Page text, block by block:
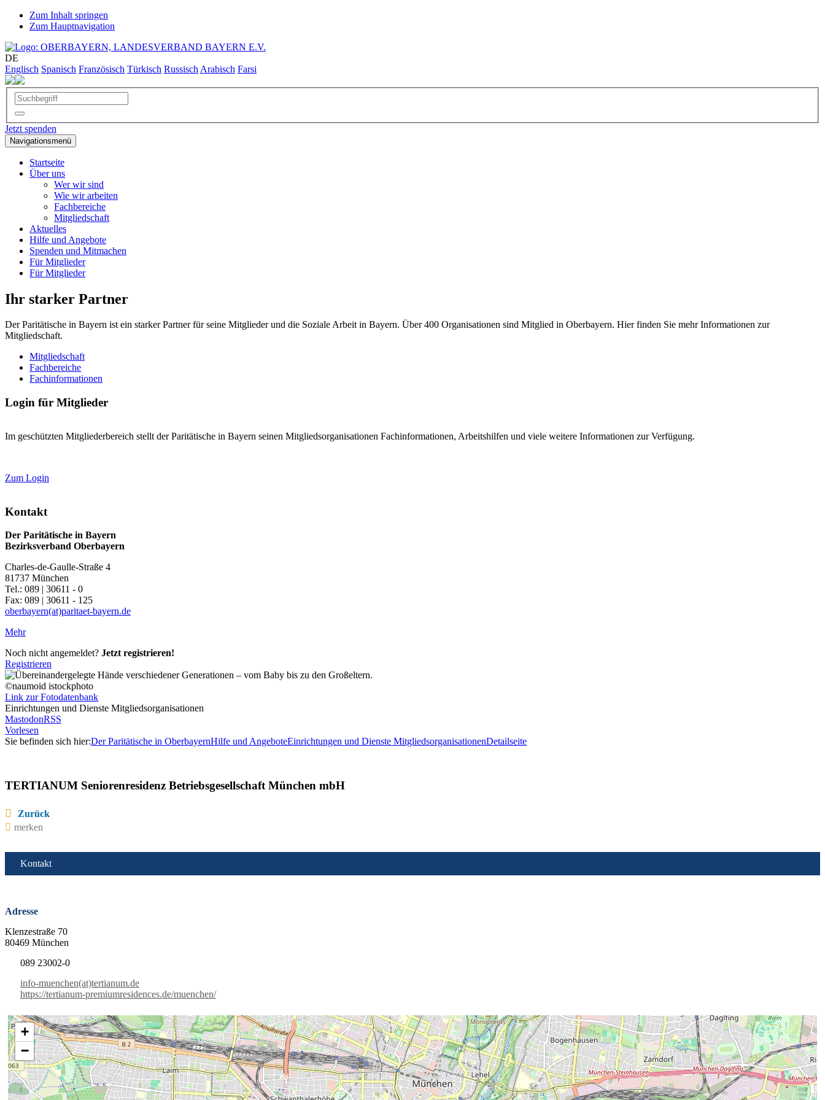
Zum Inhalt springen
Zum Hauptnavigation
DE
Englisch Spanisch Französisch Türkisch Russisch Arabisch Farsi
Jetzt spenden
Navigationsmenü
Startseite
Über uns
Wer wir sind
Wie wir arbeiten
Fachbereiche
Mitgliedschaft
Aktuelles
Hilfe und Angebote
Spenden und Mitmachen
Für Mitglieder
Für Mitglieder
Ihr starker Partner
Der Paritätische in Bayern ist ein starker Partner für seine Mitglieder und die Soziale Arbeit in Bayern. Über 400 Organisationen sind Mitglied in Oberbayern. Hier finden Sie mehr Informationen zur
Mitgliedschaft.
Mitgliedschaft
Fachbereiche
Fachinformationen
Login für Mitglieder
Im geschützten Mitgliederbereich stellt der Paritätische in Bayern seinen Mitgliedsorganisationen Fachinformationen, Arbeitshilfen und viele weitere Informationen zur Verfügung.
Zum Login
Kontakt
Der Paritätische in Bayern
Bezirksverband Oberbayern
Charles-de-Gaulle-Straße 4
81737 München
Tel.: 089 | 30611 - 0
Fax: 089 | 30611 - 125
oberbayern(at)paritaet-bayern.de
Mehr
Noch nicht angemeldet? Jetzt registrieren!
Registrieren
©naumoid istockphoto
Link zur Fotodatenbank
Einrichtungen und Dienste Mitgliedsorganisationen
MastodonRSS
Vorlesen
Sie befinden sich hier:Der Paritätische in OberbayernHilfe und AngeboteEinrichtungen und Dienste MitgliedsorganisationenDetailseite
TERTIANUM Seniorenresidenz Betriebsgesellschaft München mbH
Zurück
merken
Kontakt
Adresse
Klenzestraße 70
80469 München
089 23002-0
info-muenchen(at)tertianum.de
https://tertianum-premiumresidences.de/muenchen/
+
−